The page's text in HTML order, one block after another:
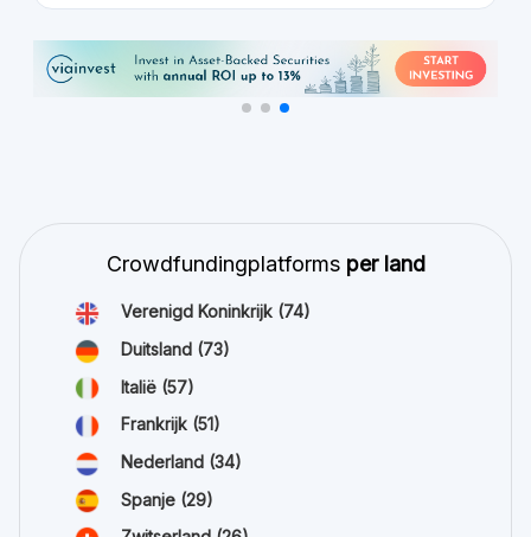
Crowdfundingplatforms per land
Verenigd Koninkrijk (74)
Duitsland (73)
Italië (57)
Frankrijk (51)
Nederland (34)
Spanje (29)